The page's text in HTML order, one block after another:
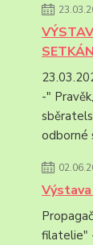
-"
odborné
filatelie"